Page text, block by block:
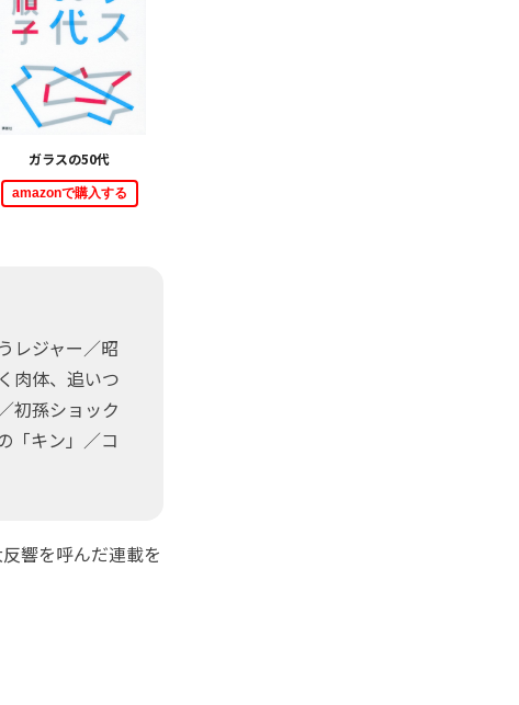
ガラスの50代
amazonで購入する
レジャー／昭
肉体、追いつ
初孫ショック
「キン」／コ
響を呼んだ連載を